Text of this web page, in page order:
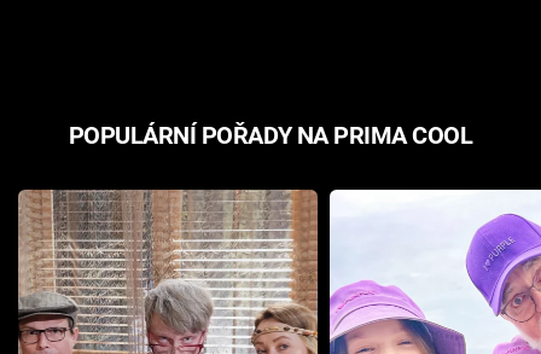
POPULÁRNÍ POŘADY NA PRIMA COOL